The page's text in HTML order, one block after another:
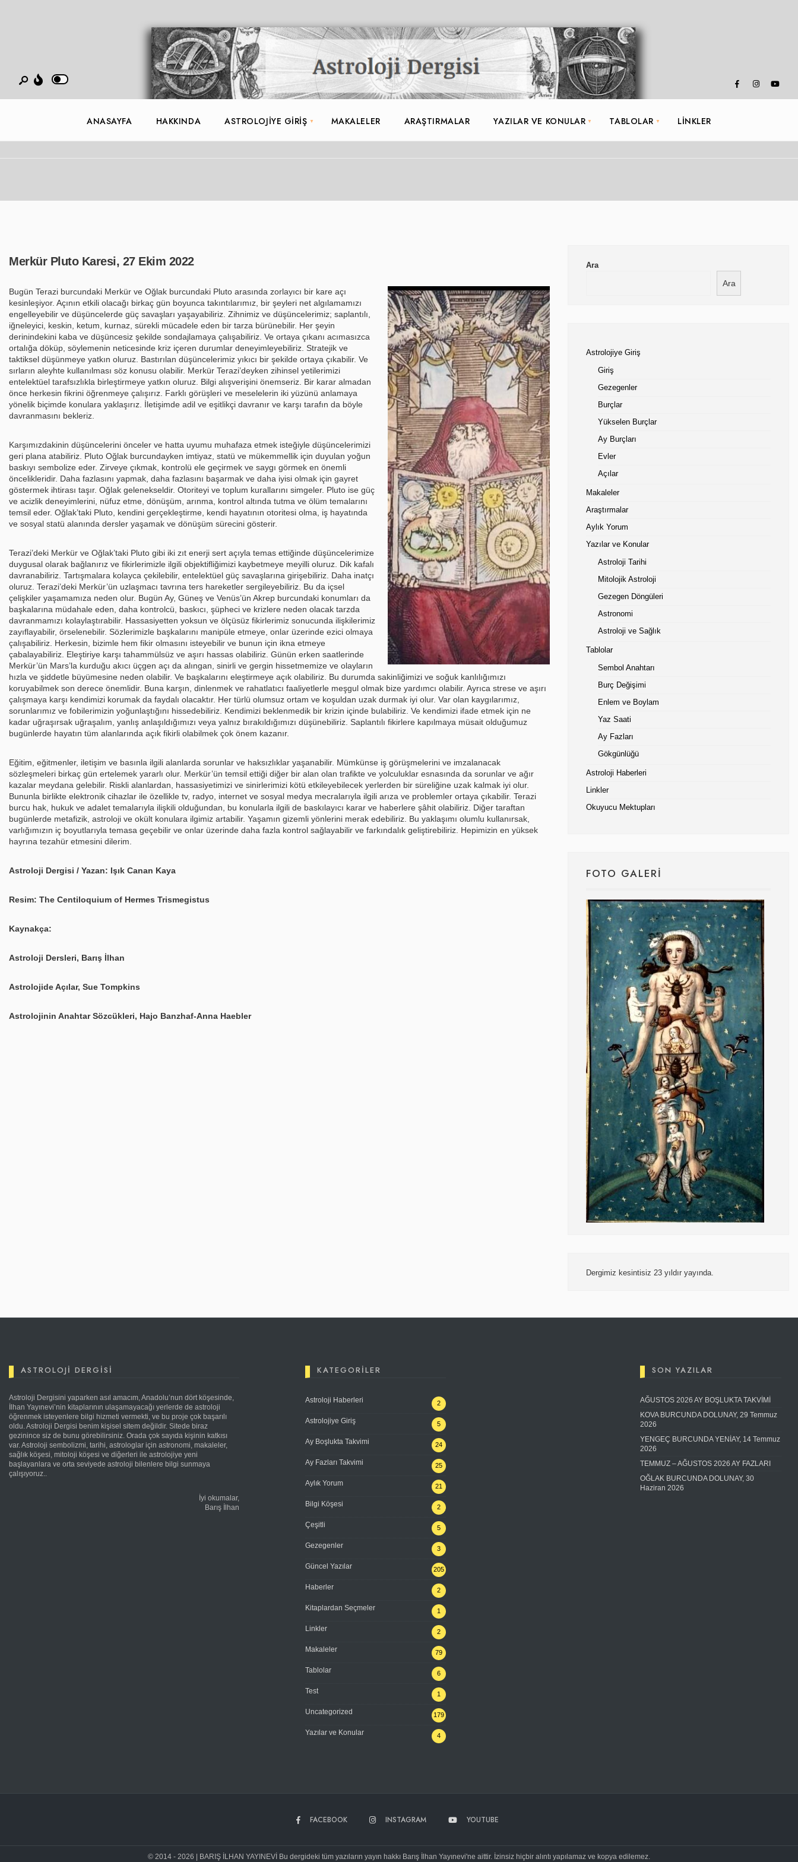
ANASAYFA HAKKINDA ASTROLOJIYE GIRIŞ MAKALELER ARAŞTIRMALAR YAZILAR VE KONULAR TABLOLAR LINKLER
Merkür Pluto Karesi, 27 Ekim 2022
Bugün Terazi burcundaki Merkür ve Oğlak burcundaki Pluto arasında zorlayıcı bir kare açı
kesinleşiyor. Açının etkili olacağı birkaç gün boyunca takıntılarımız, bir şeyleri net algılamamızı
engelleyebilir ve düşüncelerde güç savaşları yaşayabiliriz. Zihnimiz ve düşüncelerimiz; saplantılı,
iğneleyici, keskin, ketum, kurnaz, sürekli mücadele eden bir tarza bürünebilir. Her şeyin
derinindekini kaba ve düşüncesiz şekilde sondajlamaya çalışabiliriz. Ve ortaya çıkanı acımasızca
ortalığa döküp, söylemenin neticesinde kriz içeren durumlar deneyimleyebiliriz. Stratejik ve
taktiksel düşünmeye yatkın oluruz. Bastırılan düşüncelerimiz yıkıcı bir şekilde ortaya çıkabilir. Ve
sırların aleyhte kullanılması söz konusu olabilir. Merkür Terazi’deyken zihinsel yetilerimizi
entelektüel tarafsızlıkla birleştirmeye yatkın oluruz. Bilgi alışverişini önemseriz. Bir karar almadan
önce herkesin fikrini öğrenmeye çalışırız. Farklı görüşleri ve meselelerin iki yüzünü anlamaya
yönelik biçimde konulara yaklaşırız. İletişimde adil ve eşitlikçi davranır ve karşı tarafın da böyle
davranmasını bekleriz.
Karşımızdakinin düşüncelerini önceler ve hatta uyumu muhafaza etmek isteğiyle düşüncelerimizi
geri plana atabiliriz. Pluto Oğlak burcundayken imtiyaz, statü ve mükemmellik için duyulan yoğun
baskıyı sembolize eder. Zirveye çıkmak, kontrolü ele geçirmek ve saygı görmek en önemli
öncelikleridir. Daha fazlasını yapmak, daha fazlasını başarmak ve daha iyisi olmak için gayret
göstermek ihtirası taşır. Oğlak gelenekseldir. Otoriteyi ve toplum kurallarını simgeler. Pluto ise güç
ve acizlik deneyimlerini, nüfuz etme, dönüşüm, arınma, kontrol altında tutma ve ölüm temalarını
temsil eder. Oğlak’taki Pluto, kendini gerçekleştirme, kendi hayatının otoritesi olma, iş hayatında
ve sosyal statü alanında dersler yaşamak ve dönüşüm sürecini gösterir.
Terazi’deki Merkür ve Oğlak’taki Pluto gibi iki zıt enerji sert açıyla temas ettiğinde düşüncelerimize
duygusal olarak bağlanırız ve fikirlerimizle ilgili objektifliğimizi kaybetmeye meyilli oluruz. Dik kafalı
davranabiliriz. Tartışmalara kolayca çekilebilir, entelektüel güç savaşlarına girişebiliriz. Daha inatçı
oluruz. Terazi’deki Merkür’ün uzlaşmacı tavrına ters hareketler sergileyebiliriz. Bu da içsel
çelişkiler yaşamamıza neden olur. Bugün Ay, Güneş ve Venüs’ün Akrep burcundaki konumları da
başkalarına müdahale eden, daha kontrolcü, baskıcı, şüpheci ve krizlere neden olacak tarzda
davranmamızı kolaylaştırabilir. Hassasiyetten yoksun ve ölçüsüz fikirlerimiz sonucunda ilişkilerimiz
zayıflayabilir, örselenebilir. Sözlerimizle başkalarını manipüle etmeye, onlar üzerinde ezici olmaya
çalışabiliriz. Herkesin, bizimle hem fikir olmasını isteyebilir ve bunun için ikna etmeye
çabalayabiliriz. Eleştiriye karşı tahammülsüz ve aşırı hassas olabiliriz. Günün erken saatlerinde
Merkür’ün Mars’la kurduğu akıcı üçgen açı da alıngan, sinirli ve gergin hissetmemize ve olayların
hızla ve şiddetle büyümesine neden olabilir. Ve başkalarını eleştirmeye açık olabiliriz. Bu durumda sakinliğimizi ve soğuk kanlılığımızı
koruyabilmek son derece önemlidir. Buna karşın, dinlenmek ve rahatlatıcı faaliyetlerle meşgul olmak bize yardımcı olabilir. Ayrıca strese ve aşırı
çalışmaya karşı kendimizi korumak da faydalı olacaktır. Her türlü olumsuz ortam ve koşuldan uzak durmak iyi olur. Var olan kaygılarımız,
sorunlarımız ve fobilerimizin yoğunlaştığını hissedebiliriz. Kendimizi beklenmedik bir krizin içinde bulabiliriz. Ve kendimizi ifade etmek için ne
kadar uğraşırsak uğraşalım, yanlış anlaşıldığımızı veya yalnız bırakıldığımızı düşünebiliriz. Saplantılı fikirlere kapılmaya müsait olduğumuz
bugünlerde hayatın tüm alanlarında açık fikirli olabilmek çok önem kazanır.
Eğitim, eğitmenler, iletişim ve basınla ilgili alanlarda sorunlar ve haksızlıklar yaşanabilir. Mümkünse iş görüşmelerini ve imzalanacak
sözleşmeleri birkaç gün ertelemek yararlı olur. Merkür’ün temsil ettiği diğer bir alan olan trafikte ve yolculuklar esnasında da sorunlar ve ağır
kazalar meydana gelebilir. Riskli alanlardan, hassasiyetimizi ve sinirlerimizi kötü etkileyebilecek yerlerden bir süreliğine uzak kalmak iyi olur.
Bununla birlikte elektronik cihazlar ile özellikle tv, radyo, internet ve sosyal medya mecralarıyla ilgili arıza ve problemler ortaya çıkabilir. Terazi
burcu hak, hukuk ve adalet temalarıyla ilişkili olduğundan, bu konularla ilgili de baskılayıcı karar ve haberlere şâhit olabiliriz. Diğer taraftan
bugünlerde metafizik, astroloji ve okült konulara ilgimiz artabilir. Yaşamın gizemli yönlerini merak edebiliriz. Bu yaklaşımı olumlu kullanırsak,
varlığımızın iç boyutlarıyla temasa geçebilir ve onlar üzerinde daha fazla kontrol sağlayabilir ve farkındalık geliştirebiliriz. Hepimizin en yüksek
hayrına tezahür etmesini dilerim.
Astroloji Dergisi / Yazan: Işık Canan Kaya
Resim: The Centiloquium of Hermes Trismegistus
Kaynakça:
Astroloji Dersleri, Barış İlhan
Astrolojide Açılar, Sue Tompkins
Astrolojinin Anahtar Sözcükleri, Hajo Banzhaf-Anna Haebler
Ara
Ara
Astrolojiye Giriş
Giriş
Gezegenler
Burçlar
Yükselen Burçlar
Ay Burçları
Evler
Açılar
Makaleler
Araştırmalar
Aylık Yorum
Yazılar ve Konular
Astroloji Tarihi
Mitolojik Astroloji
Gezegen Döngüleri
Astronomi
Astroloji ve Sağlık
Tablolar
Sembol Anahtarı
Burç Değişimi
Enlem ve Boylam
Yaz Saati
Ay Fazları
Gökgünlüğü
Astroloji Haberleri
Linkler
Okuyucu Mektupları
FOTO GALERI
Dergimiz kesintisiz 23 yıldır yayında.
ASTROLOJI DERGISI
Astroloji Dergisini yaparken asıl amacım, Anadolu’nun dört köşesinde,
İlhan Yayınevi’nin kitaplarının ulaşamayacağı yerlerde de astroloji
öğrenmek isteyenlere bilgi hizmeti vermekti, ve bu proje çok başarılı
oldu. Astroloji Dergisi benim kişisel sitem değildir. Sitede biraz
gezinince siz de bunu görebilirsiniz. Orada çok sayıda kişinin katkısı
var. Astroloji sembolizmi, tarihi, astrologlar için astronomi, makaleler,
sağlık köşesi, mitoloji köşesi ve diğerleri ile astrolojiye yeni
başlayanlara ve orta seviyede astroloji bilenlere bilgi sunmaya
çalışıyoruz..
İyi okumalar,
Barış İlhan
KATEGORILER
Astroloji Haberleri 2
Astrolojiye Giriş 5
Ay Boşlukta Takvimi 24
Ay Fazları Takvimi 25
Aylık Yorum 21
Bilgi Köşesi 2
Çeşitli 5
Gezegenler 3
Güncel Yazılar 205
Haberler 2
Kitaplardan Seçmeler 1
Linkler 2
Makaleler 79
Tablolar 6
Test 1
Uncategorized 179
Yazılar ve Konular 4
SON YAZILAR
AĞUSTOS 2026 AY BOŞLUKTA TAKVİMİ
KOVA BURCUNDA DOLUNAY, 29 Temmuz
2026
YENGEÇ BURCUNDA YENİAY, 14 Temmuz
2026
TEMMUZ – AĞUSTOS 2026 AY FAZLARI
OĞLAK BURCUNDA DOLUNAY, 30
Haziran 2026
FACEBOOK INSTAGRAM YOUTUBE
© 2014 - 2026 | BARIŞ İLHAN YAYINEVİ Bu dergideki tüm yazıların yayın hakkı Barış İlhan Yayınevi'ne aittir. İzinsiz hiçbir alıntı yapılamaz ve kopya edilemez.